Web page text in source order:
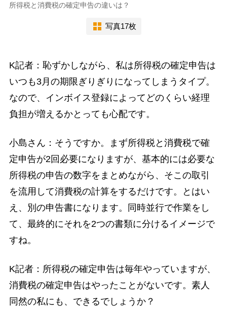
所得税と消費税の確定申告の違いは？
写真17枚
K記者：恥ずかしながら、私は所得税の確定申告は
いつも3月の期限ぎりぎりになってしまうタイプ。
なので、インボイス登録によってどのくらい経理
負担が増えるかとっても心配です。
小島さん：そうですか。まず所得税と消費税で確
定申告が2回必要になりますが、基本的には必要な
所得税の申告の数字をまとめながら、そこの取引
を流用して消費税の計算をするだけです。とはい
え、別の申告書になります。同時並行で作業をし
て、最終的にそれを2つの書類に分けるイメージで
すね。
K記者：所得税の確定申告は毎年やっていますが、
消費税の確定申告はやったことがないです。素人
同然の私にも、できるでしょうか？